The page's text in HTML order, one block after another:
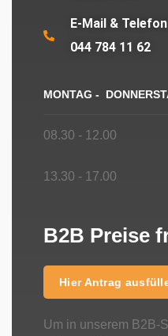
E-Mail &
044 784 11 62
MONTAG -
08.30 - 12.00
13.30 - 17.00
B2B Preise
Hier Antrag
Um in unserem B2B-